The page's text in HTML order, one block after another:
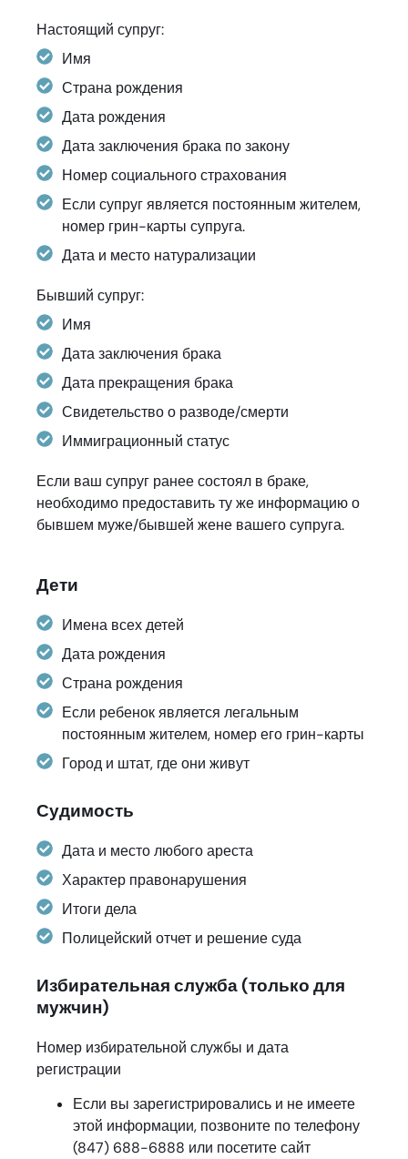
Настоящий супруг:
Имя
Страна рождения
Дата рождения
Дата заключения брака по закону
Номер социального страхования
Если супруг является постоянным жителем,
номер грин-карты супруга.
Дата и место натурализации
Бывший супруг:
Имя
Дата заключения брака
Дата прекращения брака
Свидетельство о разводе/смерти
Иммиграционный статус
Если ваш супруг ранее состоял в браке,
необходимо предоставить ту же информацию о
бывшем муже/бывшей жене вашего супруга.
Дети
Имена всех детей
Дата рождения
Страна рождения
Если ребенок является легальным
постоянным жителем, номер его грин-карты
Город и штат, где они живут
Судимость
Дата и место любого ареста
Характер правонарушения
Итоги дела
Полицейский отчет и решение суда
Избирательная служба (только для
мужчин)
Номер избирательной службы и дата
регистрации
Если вы зарегистрировались и не имеете
этой информации, позвоните по телефону
(847) 688-6888 или посетите сайт